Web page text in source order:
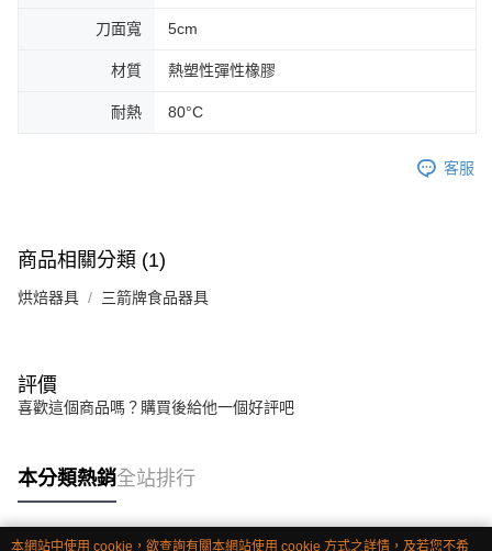
刀面寬 5cm
材質 熱塑性彈性橡膠
耐熱 80°C
客服
商品相關分類 (1)
烘焙器具 三箭牌食品器具
評價
喜歡這個商品嗎？購買後給他一個好評吧
本分類熱銷全站排行
本網站中使用 cookie，欲查詢有關本網站使用 cookie 方式之詳情，及若您不希